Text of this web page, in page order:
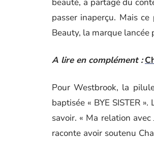
passer inaperçu. Mais
Beauty, la marque
A lire en complément :
Pour Westbrook, la
baptisée « BYE SISTER
savoir. « Ma relation
raconte avoir soutenu